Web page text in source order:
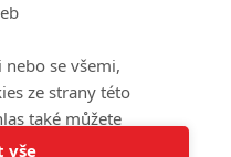
se všemi,
ze strany této
také můžete
vám na stránce
vše